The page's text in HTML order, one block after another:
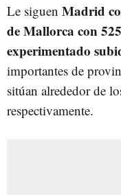
Le siguen Madrid
de Mallorca con
experimentado
importantes de
sitúan alrededor de
respectivamente.